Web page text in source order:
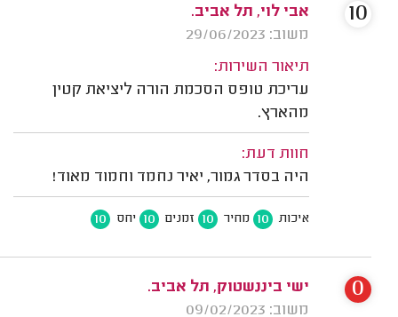
אבי לוי, תל אביב.
משוב: 29/06/2023
תיאור השירות:
עריכת טופס הסכמת הורה ליציאת קטין
מהארץ.
חוות דעת:
היה בסדר גמור, יאיר נחמד וחמוד מאוד!
איכות 10 מחיר 10 זמנים 10 יחס 10
10
ישי ביננשטוק, תל אביב.
משוב: 09/02/2023
0